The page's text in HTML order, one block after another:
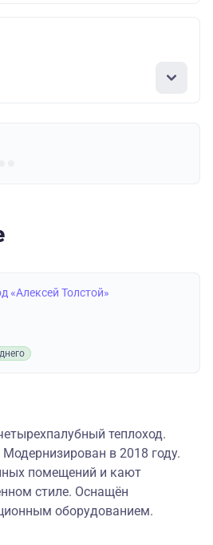
«Алексей Толстой»
теплоход.
в 2018 году.
помещений и кают
стиле. Оснащён
оборудованием.